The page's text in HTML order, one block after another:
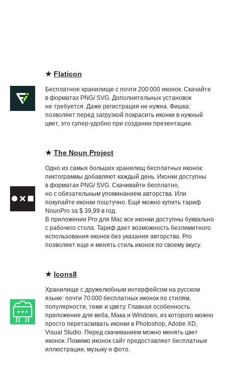
★ Flaticon
Бесплатное хранилище с почти 200 000 иконок. Скачайте
в форматах PNG/ SVG. Дополнительных установок
не требуется. Даже регистрация не нужна. Фишка:
позволяет перед загрузкой покрасить иконки в нужный
цвет, это супер-удобно при создании презентации.
★ The Noun Project
Одно из самых больших хранилищ бесплатных иконок:
пиктограммы добавляют каждый день. Иконки доступны
в форматах PNG/ SVG. Скачивайте бесплатно,
но с обязательным упоминанием авторства. Или
покупайте иконки поштучно. Ещё можно купить тариф
NounPro за $ 39,99 в год.
В приложении Pro для Mac все иконки доступны буквально
с рабочего стола. Тариф дает возможность безлимитного
использования иконок без указания авторства. Pro
позволяет еще и менять стиль иконок по своему вкусу.
★ Icons8
Хранилище с дружелюбным интерфейсом на русском
языке: почти 70 000 бесплатных иконок по стилям,
популярности, теме и цвету. Главная особенность:
приложение для веба, Мака и Windows, из которого можно
просто перетаскивать иконки в Photoshop, Adobe XD,
Visual Studio. Перед скачиванием можно менять цвет
иконок. Помимо иконок сайт предоставляет бесплатные
иллюстрации, музыку и фото.